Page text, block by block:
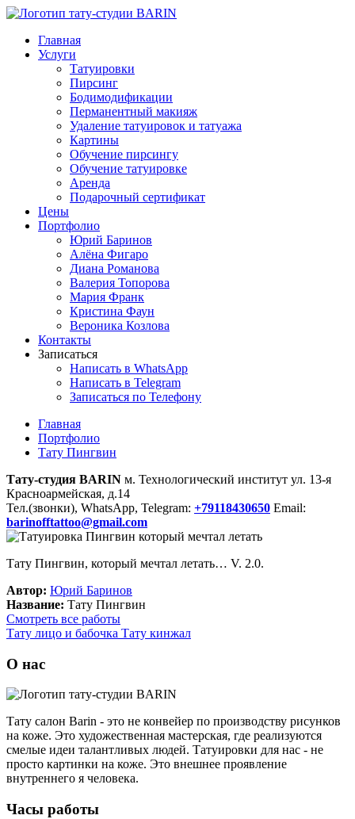
Главная
Услуги
Татуировки
Пирсинг
Бодимодификации
Перманентный макияж
Удаление татуировок и татуажа
Картины
Обучение пирсингу
Обучение татуировке
Аренда
Подарочный сертификат
Цены
Портфолио
Юрий Баринов
Алёна Фигаро
Диана Романова
Валерия Топорова
Мария Франк
Кристина Фаун
Вероника Козлова
Контакты
Записаться
Написать в WhatsApp
Написать в Telegram
Записаться по Телефону
Главная
Портфолио
Тату Пингвин
Тату-студия BARIN м. Технологический институт ул. 13-я
Красноармейская, д.14
Тел.(звонки), WhatsApp, Telegram: +79118430650 Email:
barinofftattoo@gmail.com
Тату Пингвин, который мечтал летать… V. 2.0.
Автор: Юрий Баринов
Название: Тату Пингвин
Смотреть все работы
Тату лицо и бабочка Тату кинжал
О нас
Тату салон Barin - это не конвейер по производству рисунков
на коже. Это художественная мастерская, где реализуются
смелые идеи талантливых людей. Татуировки для нас - не
просто картинки на коже. Это внешнее проявление
внутреннего я человека.
Часы работы